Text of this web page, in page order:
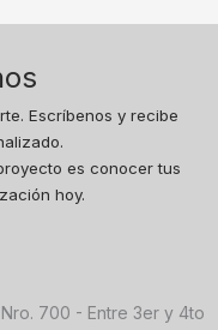
Escríbenos y recibe
es conocer tus
hoy.
700 - Entre 3er y 4to